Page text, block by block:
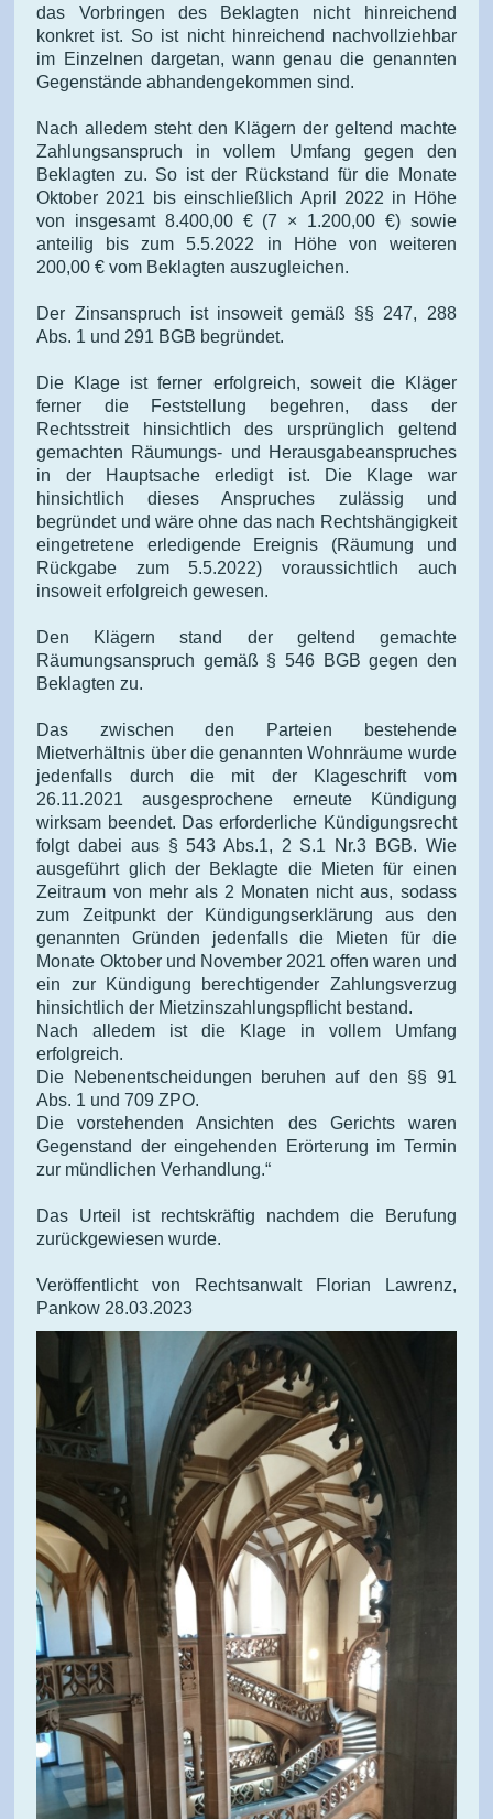
das Vorbringen des Beklagten nicht hinreichend
konkret ist. So ist nicht hinreichend nachvollziehbar
im Einzelnen dargetan, wann genau die genannten
Gegenstände abhandengekommen sind.
Nach alledem steht den Klägern der geltend machte
Zahlungsanspruch in vollem Umfang gegen den
Beklagten zu. So ist der Rückstand für die Monate
Oktober 2021 bis einschließlich April 2022 in Höhe
von insgesamt 8.400,00 € (7 × 1.200,00 €) sowie
anteilig bis zum 5.5.2022 in Höhe von weiteren
200,00 € vom Beklagten auszugleichen.
Der Zinsanspruch ist insoweit gemäß §§ 247, 288
Abs. 1 und 291 BGB begründet.
Die Klage ist ferner erfolgreich, soweit die Kläger
ferner die Feststellung begehren, dass der
Rechtsstreit hinsichtlich des ursprünglich geltend
gemachten Räumungs- und Herausgabeanspruches
in der Hauptsache erledigt ist. Die Klage war
hinsichtlich dieses Anspruches zulässig und
begründet und wäre ohne das nach Rechtshängigkeit
eingetretene erledigende Ereignis (Räumung und
Rückgabe zum 5.5.2022) voraussichtlich auch
insoweit erfolgreich gewesen.
Den Klägern stand der geltend gemachte
Räumungsanspruch gemäß § 546 BGB gegen den
Beklagten zu.
Das zwischen den Parteien bestehende
Mietverhältnis über die genannten Wohnräume wurde
jedenfalls durch die mit der Klageschrift vom
26.11.2021 ausgesprochene erneute Kündigung
wirksam beendet. Das erforderliche Kündigungsrecht
folgt dabei aus § 543 Abs.1, 2 S.1 Nr.3 BGB. Wie
ausgeführt glich der Beklagte die Mieten für einen
Zeitraum von mehr als 2 Monaten nicht aus, sodass
zum Zeitpunkt der Kündigungserklärung aus den
genannten Gründen jedenfalls die Mieten für die
Monate Oktober und November 2021 offen waren und
ein zur Kündigung berechtigender Zahlungsverzug
hinsichtlich der Mietzinszahlungspflicht bestand.
Nach alledem ist die Klage in vollem Umfang
erfolgreich.
Die Nebenentscheidungen beruhen auf den §§ 91
Abs. 1 und 709 ZPO.
Die vorstehenden Ansichten des Gerichts waren
Gegenstand der eingehenden Erörterung im Termin
zur mündlichen Verhandlung.“
Das Urteil ist rechtskräftig nachdem die Berufung
zurückgewiesen wurde.
Veröffentlicht von Rechtsanwalt Florian Lawrenz,
Pankow 28.03.2023